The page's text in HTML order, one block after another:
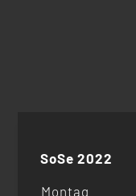
SoSe 2022
Montag